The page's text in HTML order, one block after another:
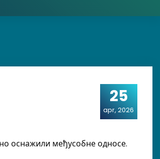
25
apr, 2026
оснажили међусобне односе.